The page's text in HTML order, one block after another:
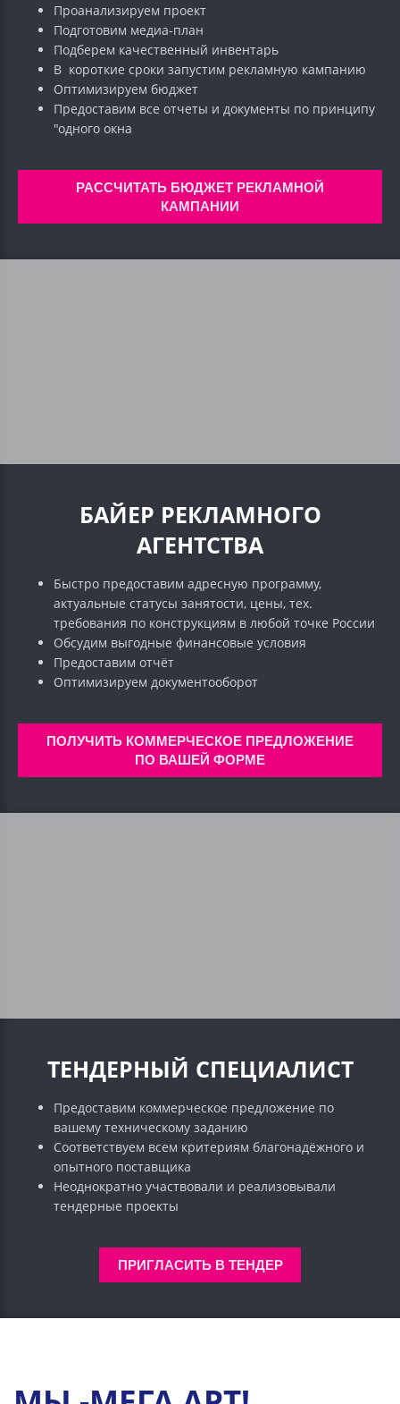
Проанализируем проект
Подготовим медиа-план
Подберем качественный инвентарь
В короткие сроки запустим рекламную кампанию
Оптимизируем бюджет
Предоставим все отчеты и документы по принципу
"одного окна
РАССЧИТАТЬ БЮДЖЕТ РЕКЛАМНОЙ
КАМПАНИИ
БАЙЕР РЕКЛАМНОГО
АГЕНТСТВА
Быстро предоставим адресную программу,
актуальные статусы занятости, цены, тех.
требования по конструкциям в любой точке России
Обсудим выгодные финансовые условия
Предоставим отчёт
Оптимизируем документооборот
ПОЛУЧИТЬ КОММЕРЧЕСКОЕ ПРЕДЛОЖЕНИЕ
ПО ВАШЕЙ ФОРМЕ
ТЕНДЕРНЫЙ СПЕЦИАЛИСТ
Предоставим коммерческое предложение по
вашему техническому заданию
Соответствуем всем критериям благонадёжного и
опытного поставщика
Неоднократно участвовали и реализовывали
тендерные проекты
ПРИГЛАСИТЬ В ТЕНДЕР